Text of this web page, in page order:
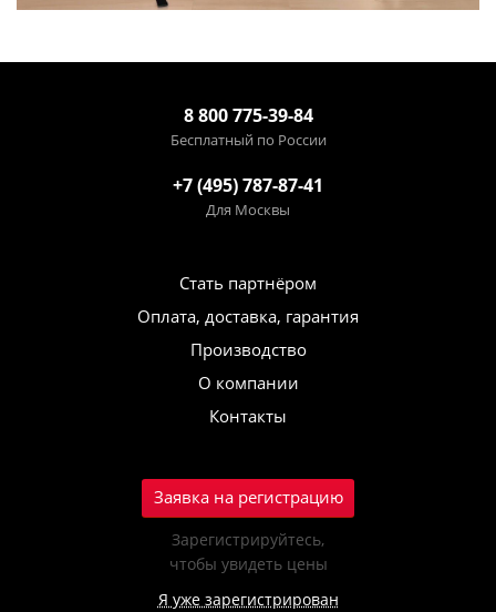
8 800 775-39-84
Бесплатный по России
+7 (495) 787-87-41
Для Москвы
Стать партнёром
Оплата, доставка, гарантия
Производство
О компании
Контакты
Заявка на регистрацию
Зарегистрируйтесь,
чтобы увидеть цены
Я уже зарегистрирован